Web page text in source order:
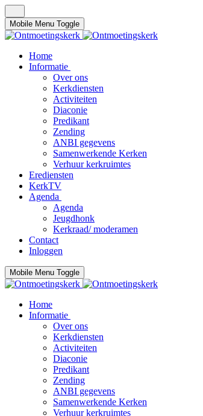
Mobile Menu Toggle
Home
Informatie
Over ons
Kerkdiensten
Activiteiten
Diaconie
Predikant
Zending
ANBI gegevens
Samenwerkende Kerken
Verhuur kerkruimtes
Erediensten
KerkTV
Agenda
Agenda
Jeugdhonk
Kerkraad/ moderamen
Contact
Inloggen
Mobile Menu Toggle
Home
Informatie
Over ons
Kerkdiensten
Activiteiten
Diaconie
Predikant
Zending
ANBI gegevens
Samenwerkende Kerken
Verhuur kerkruimtes